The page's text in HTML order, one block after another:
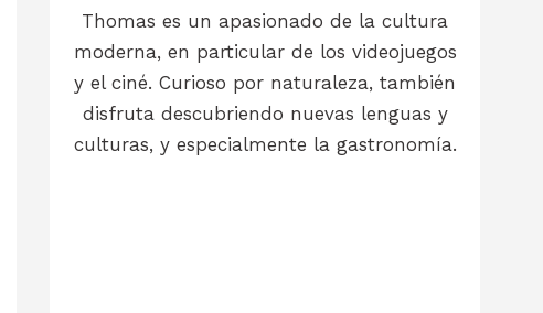
Thomas es un apasionado de la cultura
moderna, en particular de los videojuegos
y el ciné. Curioso por naturaleza, también
disfruta descubriendo nuevas lenguas y
culturas, y especialmente la gastronomía.